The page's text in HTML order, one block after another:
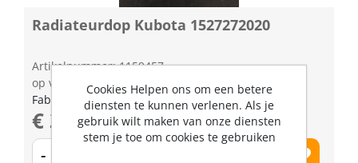
Radiateurdop Kubota 1527272020
Artikelnummer: 1159457
op voorraad | 3-5 dagen levertijd
Fabrikant artikel nummer: 1527272020
€ 39,45 excl. BTW
-
Cookies Helpen ons om een betere
diensten te kunnen verlenen. Als je
gebruik wilt maken van onze diensten
stem je toe om cookies te gebruiken